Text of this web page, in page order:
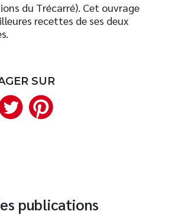
du Trécarré). Cet ouvrage
recettes de ses deux
SUR
Twitter
publications